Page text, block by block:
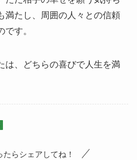
満たし、周囲の人々との信頼
す。
は、どちらの喜びで人生を満
たらシェアしてね！